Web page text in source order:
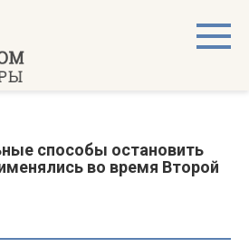
способы остановить
во время Второй